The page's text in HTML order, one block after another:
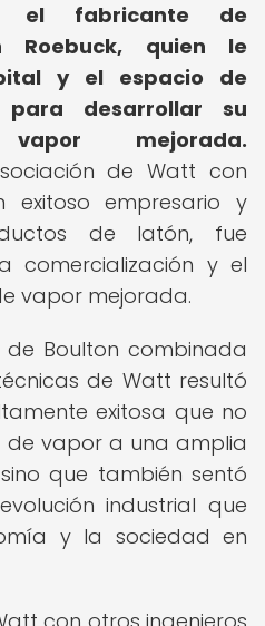
el fabricante de
Roebuck, quien le
y el espacio de
para desarrollar su
mejorada.
de Watt con
exitoso empresario y
de latón, fue
comercialización y el
vapor mejorada.
de Boulton combinada
de Watt resultó
exitosa que no
de vapor a una amplia
que también sentó
industrial que
y la sociedad en